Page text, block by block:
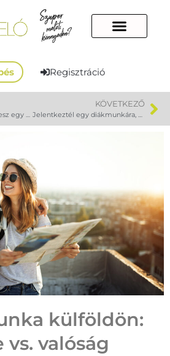
Regisztráció
Cégvezetőknek: mitől lesz egy diákmunkásod 2 hét után megbízható munkaerő?
KÖVETKEZŐ
Jelentkeztél egy diákmunkára, de nem kaptál választ? Így kerülheted el a teljes rádiócsendet
külföldön:
vs. valóság